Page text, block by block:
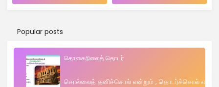
Popular posts
தொகைநிலைத் தொடர்
சொல்லைத் தனிச்சொல் என்றும் , தொடர்ச்சொல் என்றும்